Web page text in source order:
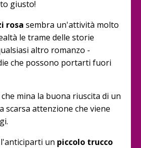
giusto!
rosa sembra un'attività molto
le trame delle storie
altro romanzo -
che possono portarti fuori
che mina la buona riuscita di un
scarsa attenzione che viene
un piccolo trucco